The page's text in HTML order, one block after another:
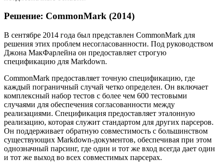
Решение: CommonMark (2014)
В сентябре 2014 года был представлен CommonMark для
решения этих проблем несогласованности. Под руководством
Джона МакФарлейна он предоставляет строгую
спецификацию для Markdown.
CommonMark предоставляет точную спецификацию, где
каждый пограничный случай четко определен. Он включает
комплексный набор тестов с более чем 600 тестовыми
случаями для обеспечения согласованности между
реализациями. Спецификация предоставляет эталонную
реализацию, которая служит стандартом для других парсеров.
Он поддерживает обратную совместимость с большинством
существующих Markdown-документов, обеспечивая при этом
однозначный парсинг, где один и тот же вход всегда дает один
и тот же выход во всех совместимых парсерах.